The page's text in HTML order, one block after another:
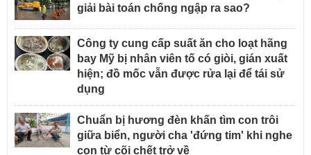
giải bài toán chống ngập ra sao?
Công ty cung cấp suất ăn cho loạt hãng
bay Mỹ bị nhân viên tố có giòi, gián xuất
hiện; đồ mốc vẫn được rửa lại để tái sử
dụng
Chuẩn bị hương đèn khấn tìm con trôi
giữa biển, người cha 'đứng tim' khi nghe
con từ cõi chết trở về